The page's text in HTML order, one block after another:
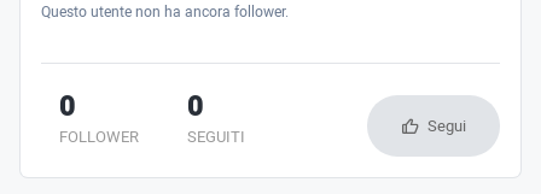
Questo utente non ha ancora follower.
FOLLOWER
0
SEGUITI
0 Segui